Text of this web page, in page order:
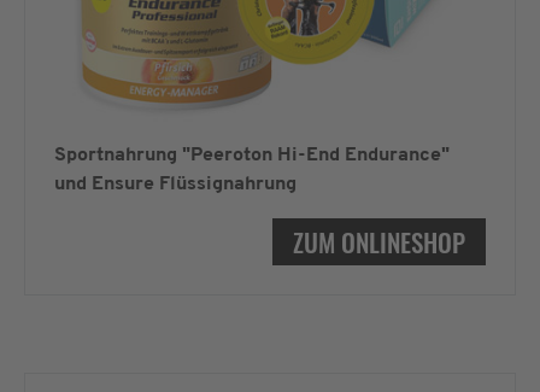
Sportnahrung "Peeroton Hi-End Endurance"
und Ensure Flüssignahrung
ZUM ONLINESHOP